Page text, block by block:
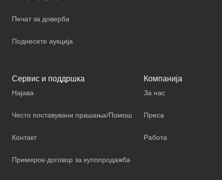
Печат за доверба
Поднесете аукција
Сервис и поддршка
Најава
Често поставувани прашања/Помош
Контакт
Примерок-договор за купопродажба
Компанија
За нас
Преса
Работа